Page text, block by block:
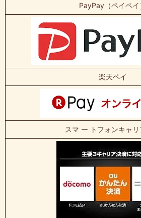
PayPay（ペイペイ
楽天ペイ
スマ ー トフォンキャ